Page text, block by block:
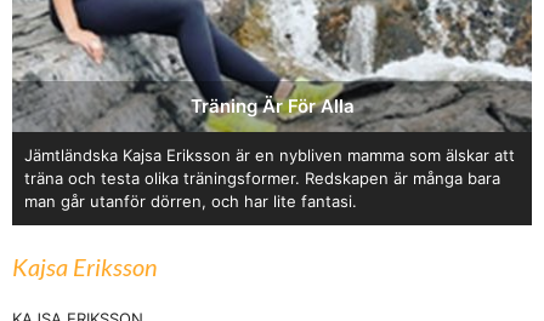
Träning Är För Alla
Jämtländska Kajsa Eriksson är en nybliven mamma som älskar att
träna och testa olika träningsformer. Redskapen är många bara
man går utanför dörren, och har lite fantasi.
Kajsa Eriksson